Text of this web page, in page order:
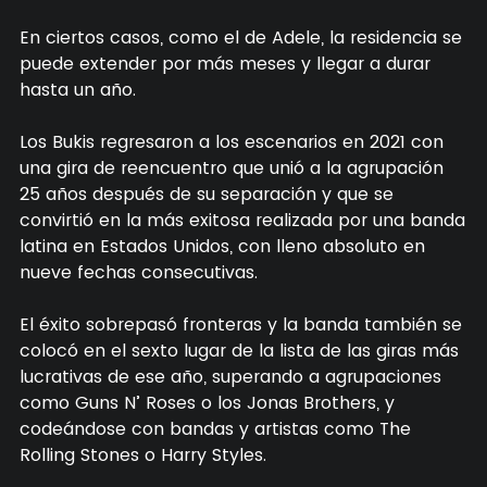
En ciertos casos, como el de Adele, la residencia se
puede extender por más meses y llegar a durar
hasta un año.
Los Bukis regresaron a los escenarios en 2021 con
una gira de reencuentro que unió a la agrupación
25 años después de su separación y que se
convirtió en la más exitosa realizada por una banda
latina en Estados Unidos, con lleno absoluto en
nueve fechas consecutivas.
El éxito sobrepasó fronteras y la banda también se
colocó en el sexto lugar de la lista de las giras más
lucrativas de ese año, superando a agrupaciones
como Guns N’ Roses o los Jonas Brothers, y
codeándose con bandas y artistas como The
Rolling Stones o Harry Styles.